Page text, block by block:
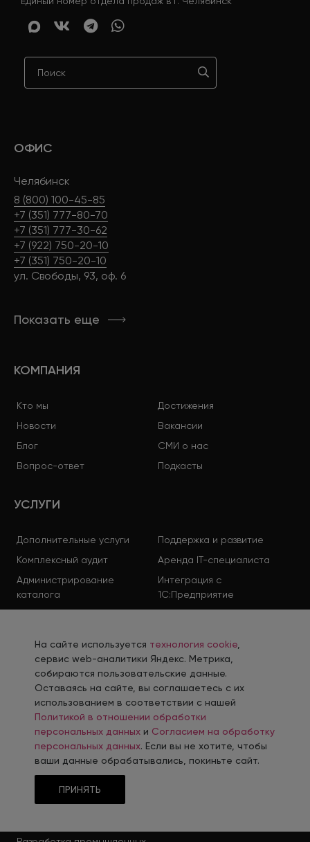
ОФИС
Челябинск
8 (800) 100-45-85
+7 (351) 777-80-70
+7 (351) 777-30-62
+7 (922) 750-20-10
+7 (351) 750-20-10
ул. Свободы, 93, оф. 6
Показать еще
КОМПАНИЯ
Кто мы
Достижения
Новости
Вакансии
Блог
СМИ о нас
Вопрос-ответ
Подкасты
УСЛУГИ
Дополнительные услуги
Поддержка и развитие
Комплексный аудит
Аренда IT-специалиста
Администрирование
каталога
Интеграция с
1С:Предприятие
Разработка прототипа
сайта
РАЗРАБОТКА
Разработка LandingPage
Разработка интернет-
магазина
Разработка порталов, IT-
На сайте используется технология cookie
сервис web-аналитики Яндекс. Метрика,
собираются пользовательские данные.
Оставаясь на сайте, вы соглашаетесь с их
использованием в соответствии с нашей
Политикой в отношении обработки
персональных данных и Согласием на обработку
персональных данных. Если вы не хотите, чтобы
ваши данные обрабатывались, покиньте сайт.
ПРИНЯТЬ